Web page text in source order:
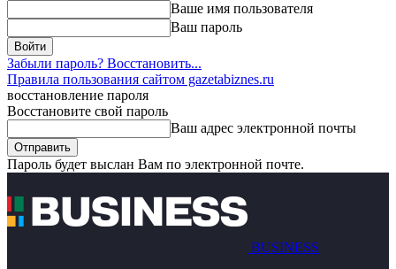
Ваше имя пользователя
Ваш пароль
Забыли пароль? Восстановить...
Правила пользования сайтом gazetabiznes.ru
восстановление пароля
Восстановите свой пароль
Ваш адрес электронной почты
Пароль будет выслан Вам по электронной почте.
BUSINESS